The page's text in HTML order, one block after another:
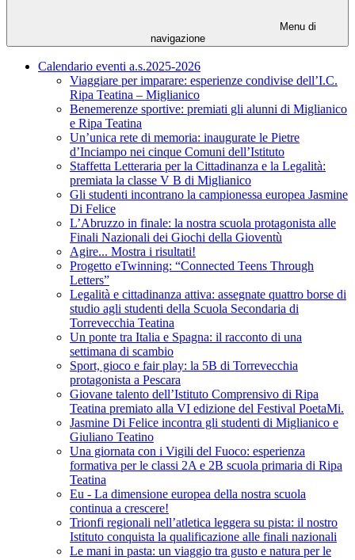
Menu di
navigazione
Calendario eventi a.s.2025-2026
Viaggiare per imparare: esperienze condivise dell’I.C.
Ripa Teatina – Miglianico
Benemerenze sportive: premiati gli alunni di Miglianico
e Ripa Teatina
Un’unica rete di memoria: inaugurate le Pietre
d’Inciampo nei cinque Comuni dell’Istituto
Staffetta Letteraria per la Cittadinanza e la Legalità:
premiata la classe V B di Miglianico
Gli studenti incontrano la campionessa europea Jasmine
Di Felice
L’Abruzzo in finale: la nostra scuola protagonista alle
Finali Nazionali dei Giochi della Gioventù
Agire... Mostra i risultati!
Progetto eTwinning: “Connected Teens Through
Letters”
Legalità e cittadinanza attiva: assegnate quattro borse di
studio agli studenti della Scuola Secondaria di
Torrevecchia Teatina
Un ponte tra Italia e Spagna: il racconto di una
settimana di scambio
Sport, gioco e fair play: la 5B di Torrevecchia
protagonista a Pescara
Giovane talento dell’Istituto Comprensivo di Ripa
Teatina premiato alla VI edizione del Festival PoetaMi.
Jasmine Di Felice incontra gli studenti di Miglianico e
Giuliano Teatino
Una giornata con i Vigili del Fuoco: esperienza
formativa per le classi 2A e 2B scuola primaria di Ripa
Teatina
Eu - La dimensione europea della nostra scuola
continua a crescere!
Trionfi regionali nell’atletica leggera su pista: il nostro
Istituto conquista la qualificazione alle finali nazionali
Le mani in pasta: un viaggio tra gusto e natura per le